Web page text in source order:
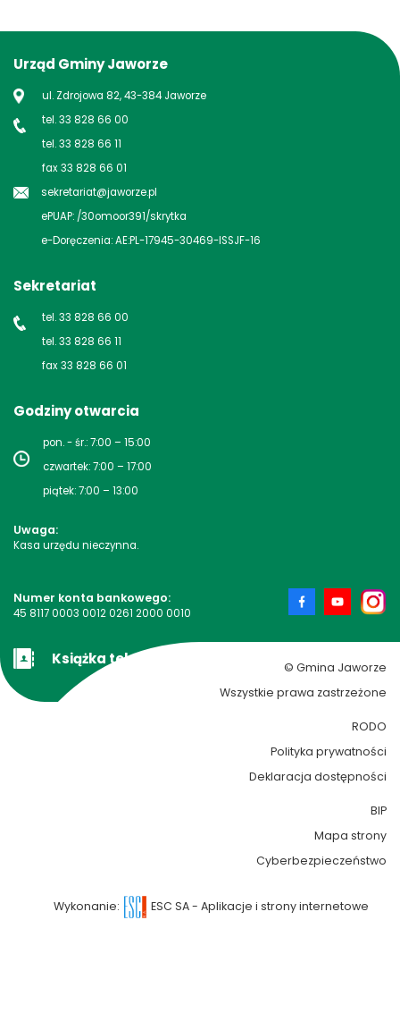
Urząd Gminy Jaworze
ul. Zdrojowa 82, 43-384 Jaworze
tel. 33 828 66 00
tel. 33 828 66 11
fax 33 828 66 01
sekretariat@jaworze.pl
ePUAP: /30omoor391/skrytka
e-Doręczenia: AE:PL-17945-30469-ISSJF-16
Sekretariat
tel. 33 828 66 00
tel. 33 828 66 11
fax 33 828 66 01
Godziny otwarcia
pon. - śr.: 7:00 – 15:00
czwartek: 7:00 – 17:00
piątek: 7:00 – 13:00
Uwaga:
Kasa urzędu nieczynna.
Numer konta bankowego:
45 8117 0003 0012 0261 2000 0010
Książka teleadresowa
© Gmina Jaworze
Wszystkie prawa zastrzeżone
RODO
Polityka prywatności
Deklaracja dostępności
BIP
Mapa strony
Cyberbezpieczeństwo
Wykonanie: ESC SA- Aplikacje i strony internetowe